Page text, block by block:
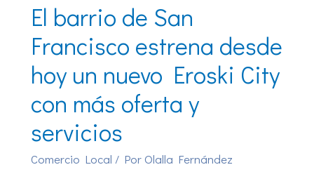
El barrio de San
Francisco estrena desde
hoy un nuevo Eroski City
con más oferta y
servicios
Comercio Local / PorOlalla Fernández